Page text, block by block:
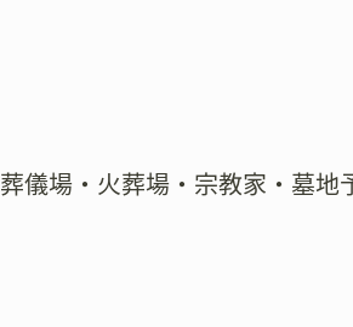
葬儀場・火葬場・宗教家・墓地